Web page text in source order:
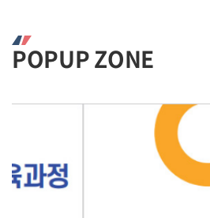
02
2021.03.
POPUP ZONE